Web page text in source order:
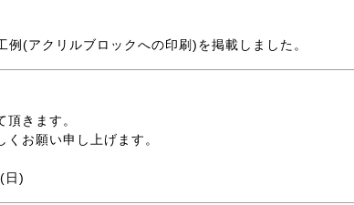
例(アクリルブロックへの印刷)を掲載しました。
きます。
お願い申し上げます。
日)